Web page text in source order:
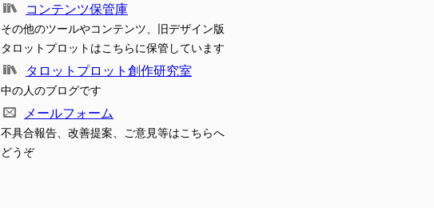
コンテンツ保管庫
その他のツールやコンテンツ、旧デザイン版
タロットプロットはこちらに保管しています
タロットプロット創作研究室
中の人のブログです
メールフォーム
不具合報告、改善提案、ご意見等はこちらへ
どうぞ